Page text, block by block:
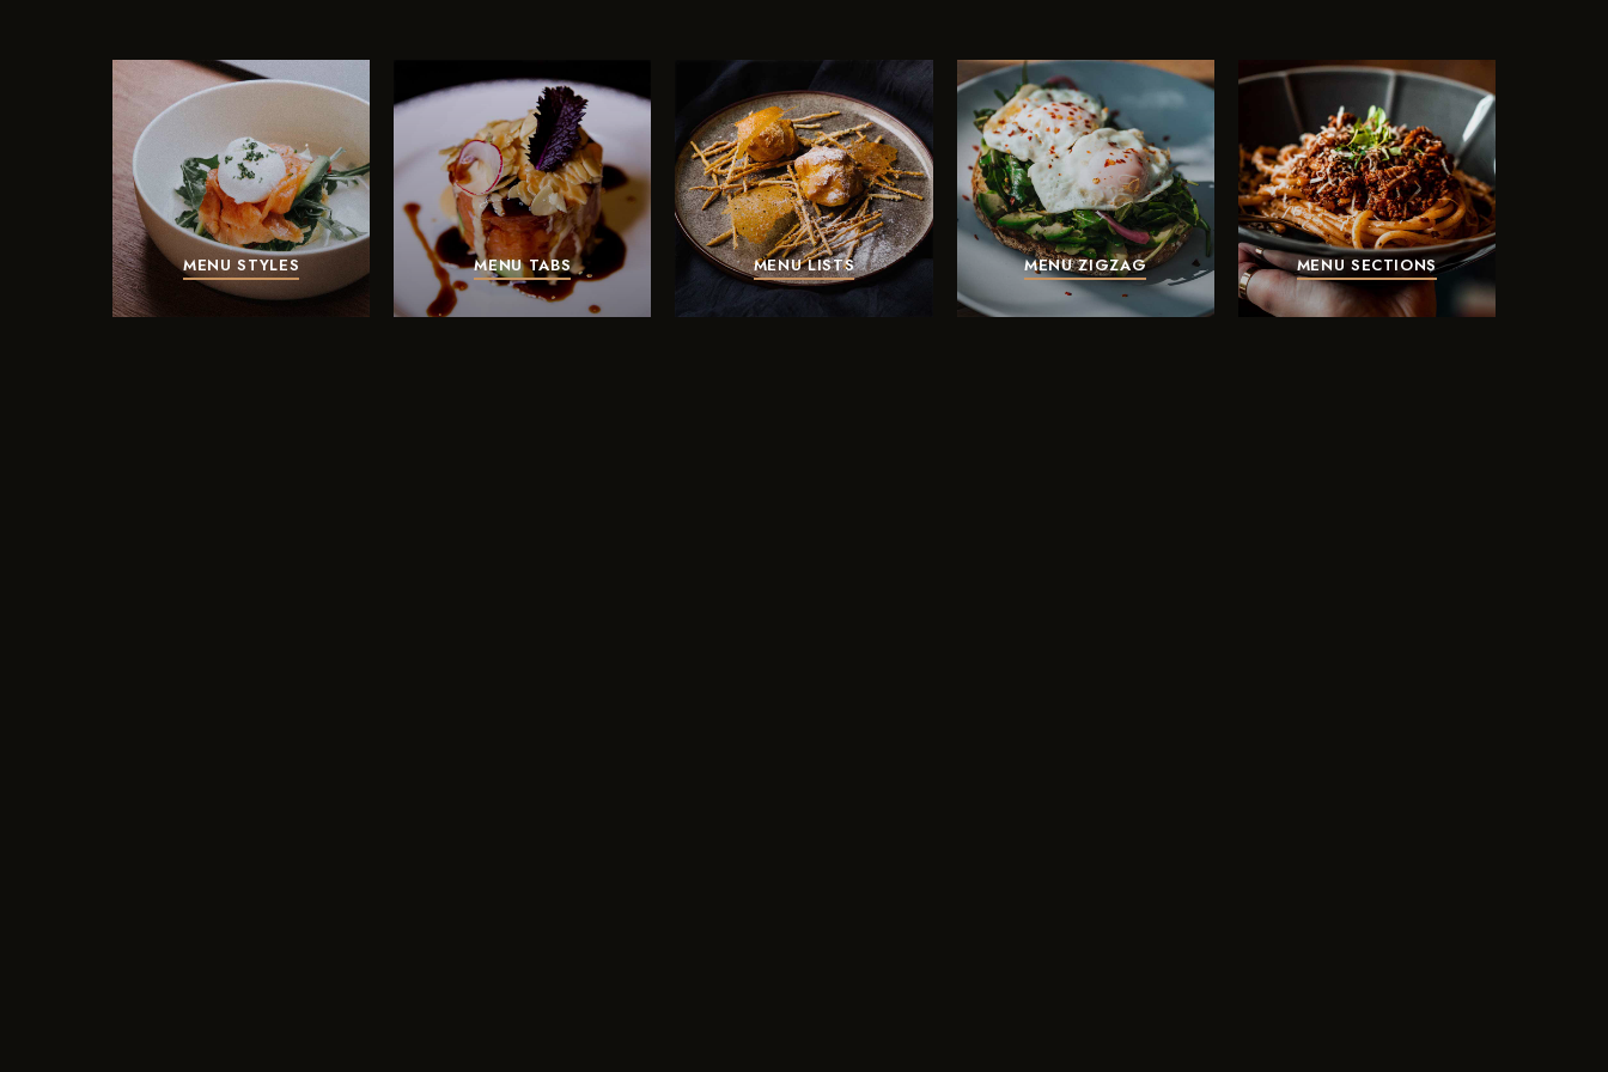
MENU STYLES MENU TABS MENU LISTS MENU ZIGZAG MENU SECTIONS